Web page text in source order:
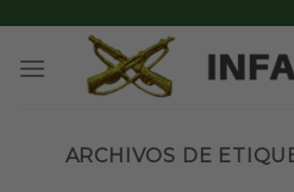
content
ARCHIVOS DE